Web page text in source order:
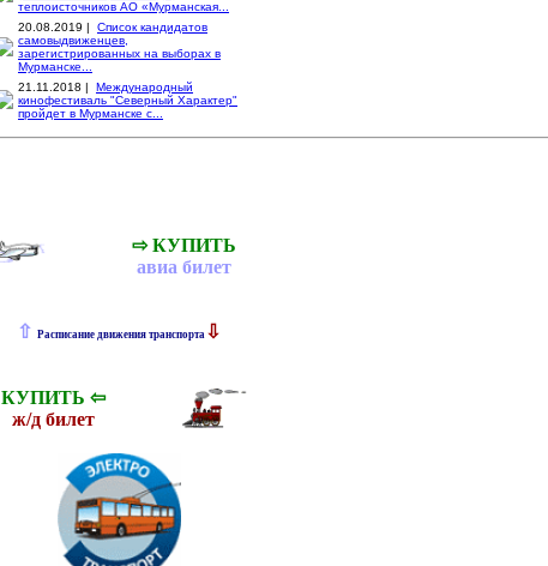
теплоисточников АО «Мурманская...
20.08.2019 | Список кандидатов
самовыдвиженцев,
зарегистрированных на выборах в
Мурманске...
21.11.2018 | Международный
кинофестиваль "Северный Характер"
пройдет в Мурманске с...
⇨ КУПИТЬ
авиа билет
⇧ Расписание движения транспорта ⇩
КУПИТЬ ⇦
ж/д билет